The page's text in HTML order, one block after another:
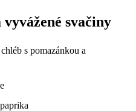
svačiny
s pomazánkou a